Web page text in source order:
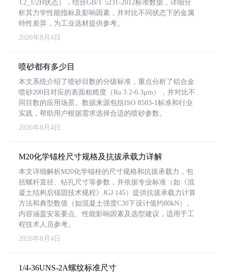
T2_1/2H状态），结合GB/T 5231-2012标准数据，详细分
析其力学性能指标及影响因素，并对比不同状态下的金属
特性差异，为工业选材提供参考。
2026年8月4日
喷砂都有多少目
本文系统介绍了喷砂目数的分级标准，重点分析了铝合金
喷砂200目对应的表面粗糙度（Ra 3.2-6.3μm），并对比不
同目数的应用场景。数据来源包括ISO 8503-1标准和行业
实践，帮助用户根据需求选择合适的喷砂参数。
2026年8月4日
M20化学锚栓尺寸规格及抗拔承载力详解
本文详细解析M20化学锚栓的尺寸规格和抗拔承载力，包
括螺杆直径、钻孔尺寸等参数，并依据专业标准（如《混
凝土结构后锚固技术规程》JGJ 145）提供抗拔承载力计算
方法和典型数值（如混凝土强度C30下设计值约80kN）。
内容涵盖安装要点、性能影响因素及选型建议，适用于工
程技术人员参考。
2026年8月4日
1/4-36UNS-2A螺纹标准尺寸